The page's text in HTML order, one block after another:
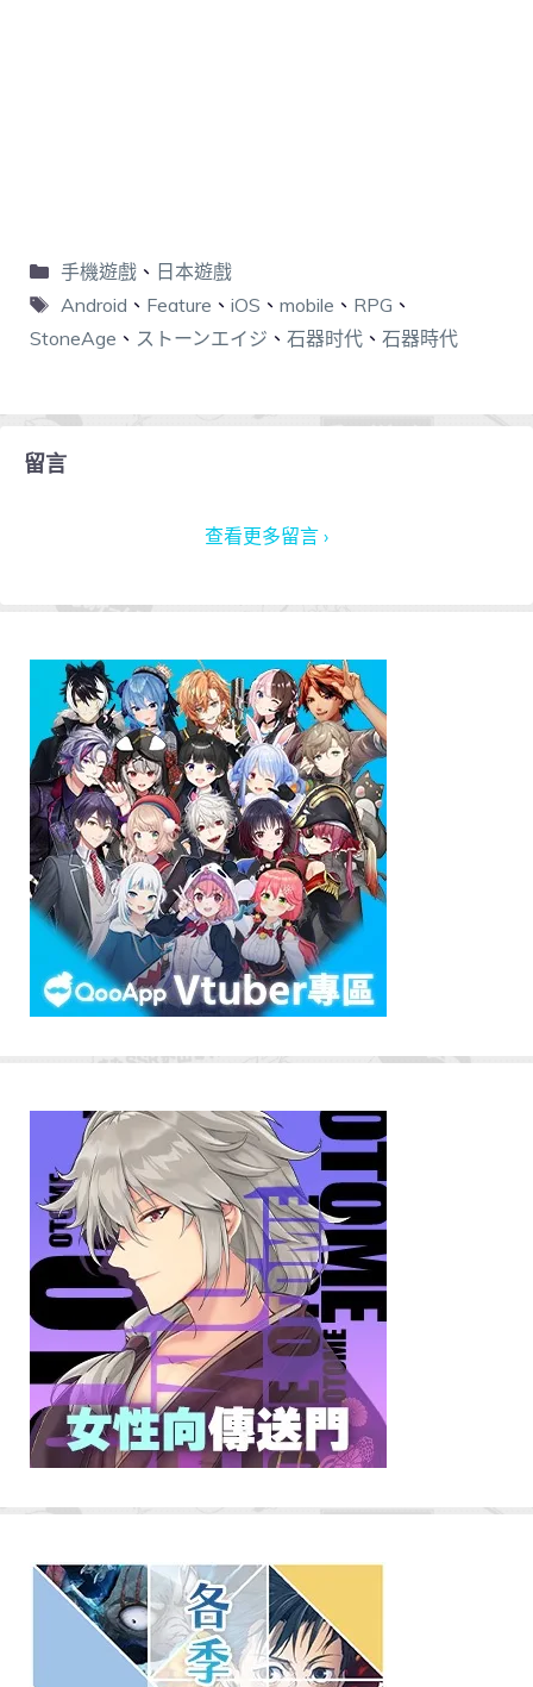
手機遊戲、 日本遊戲
Android 、 Feature 、 iOS 、 mobile 、 RPG 、
StoneAge 、 ストーンエイジ 、 石器时代 、 石器時代
留言
查看更多留言 ›